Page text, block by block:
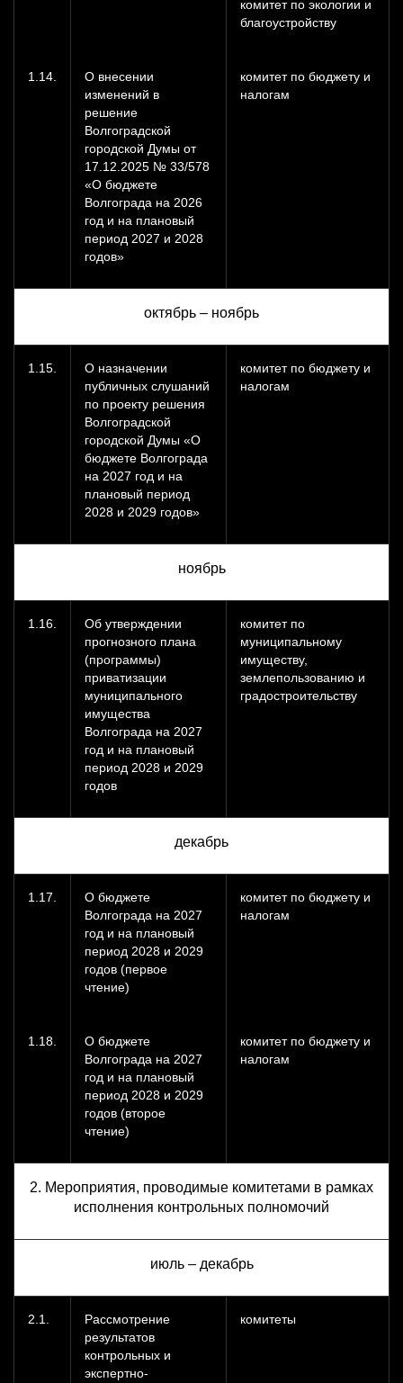
комитет по экологии и
благоустройству
1.14.
О внесении
изменений в
решение
Волгоградской
городской Думы от
17.12.2025 № 33/578
«О бюджете
Волгограда на 2026
год и на плановый
период 2027 и 2028
годов»
комитет по бюджету и
налогам
октябрь – ноябрь
1.15.
О назначении
публичных слушаний
по проекту решения
Волгоградской
городской Думы «О
бюджете Волгограда
на 2027 год и на
плановый период
2028 и 2029 годов»
комитет по бюджету и
налогам
ноябрь
1.16.
Об утверждении
прогнозного плана
(программы)
приватизации
муниципального
имущества
Волгограда на 2027
год и на плановый
период 2028 и 2029
годов
комитет по
муниципальному
имуществу,
землепользованию и
градостроительству
декабрь
1.17.
О бюджете
Волгограда на 2027
год и на плановый
период 2028 и 2029
годов (первое
чтение)
комитет по бюджету и
налогам
1.18.
О бюджете
Волгограда на 2027
год и на плановый
период 2028 и 2029
годов (второе
чтение)
комитет по бюджету и
налогам
2. Мероприятия, проводимые комитетами в рамках
исполнения контрольных полномочий
июль – декабрь
2.1.
Рассмотрение
результатов
контрольных и
экспертно-
комитеты